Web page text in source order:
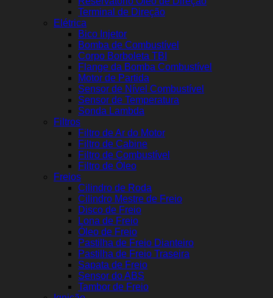
Terminal de Direção
Elétrica
Bico Injetor
Bomba de Combustível
Corpo Borboleta TBI
Flange da Bomba Combustível
Motor de Partida
Sensor de Nível Combustível
Sensor de Temperatura
Sonda Lambda
Filtros
Filtro de Ar do Motor
Filtro de Cabine
Filtro de Combustível
Filtro de Óleo
Freios
Cilindro de Roda
Cilindro Mestre de Freio
Disco de Freio
Lona de Freio
Óleo de Freio
Pastilha de Freio Dianteiro
Pastilha de Freio Traseira
Sapata de Freio
Sensor do ABS
Tambor de Freio